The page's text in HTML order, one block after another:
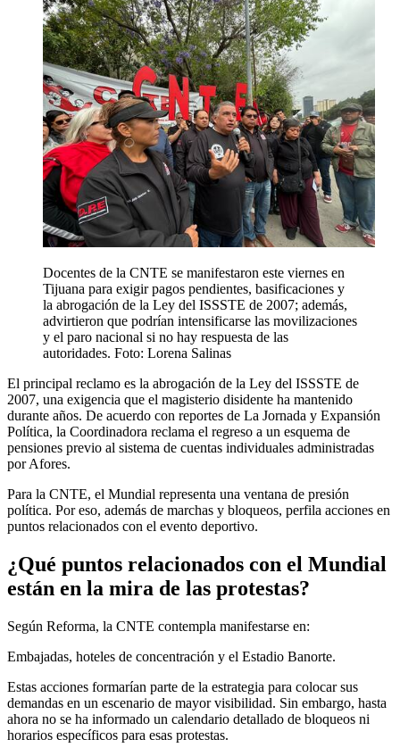
Docentes de la CNTE se manifestaron este viernes en
Tijuana para exigir pagos pendientes, basificaciones y
la abrogación de la Ley del ISSSTE de 2007; además,
advirtieron que podrían intensificarse las movilizaciones
y el paro nacional si no hay respuesta de las
autoridades. Foto: Lorena Salinas
El principal reclamo es la abrogación de la Ley del ISSSTE de
2007, una exigencia que el magisterio disidente ha mantenido
durante años. De acuerdo con reportes de La Jornada y Expansión
Política, la Coordinadora reclama el regreso a un esquema de
pensiones previo al sistema de cuentas individuales administradas
por Afores.
Para la CNTE, el Mundial representa una ventana de presión
política. Por eso, además de marchas y bloqueos, perfila acciones en
puntos relacionados con el evento deportivo.
¿Qué puntos relacionados con el Mundial
están en la mira de las protestas?
Según Reforma, la CNTE contempla manifestarse en:
Embajadas, hoteles de concentración y el Estadio Banorte.
Estas acciones formarían parte de la estrategia para colocar sus
demandas en un escenario de mayor visibilidad. Sin embargo, hasta
ahora no se ha informado un calendario detallado de bloqueos ni
horarios específicos para esas protestas.